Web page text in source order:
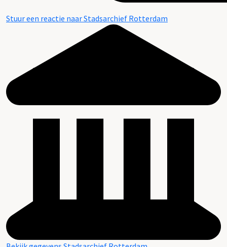
Stuur een reactie naar Stadsarchief Rotterdam